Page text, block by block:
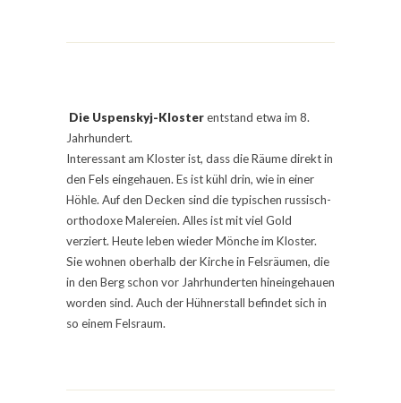
Die Uspenskyj-Klosterentstand etwa im 8.
Jahrhundert.
Interessant am Kloster ist, dass die Räume direkt in
den Fels eingehauen. Es ist kühl drin, wie in einer
Höhle. Auf den Decken sind die typischen russisch-
orthodoxe Malereien. Alles ist mit viel Gold
verziert. Heute leben wieder Mönche im Kloster.
Sie wohnen oberhalb der Kirche in Felsräumen, die
in den Berg schon vor Jahrhunderten hineingehauen
worden sind. Auch der Hühnerstall befindet sich in
so einem Felsraum.